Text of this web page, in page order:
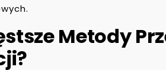
Metody